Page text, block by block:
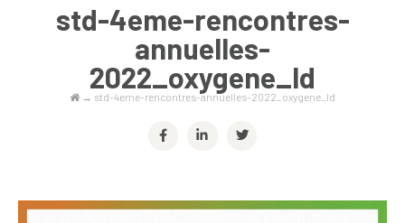
std-4eme-rencontres-
annuelles-
2022_oxygene_ld
→ std-4eme-rencontres-annuelles-2022_oxygene_ld